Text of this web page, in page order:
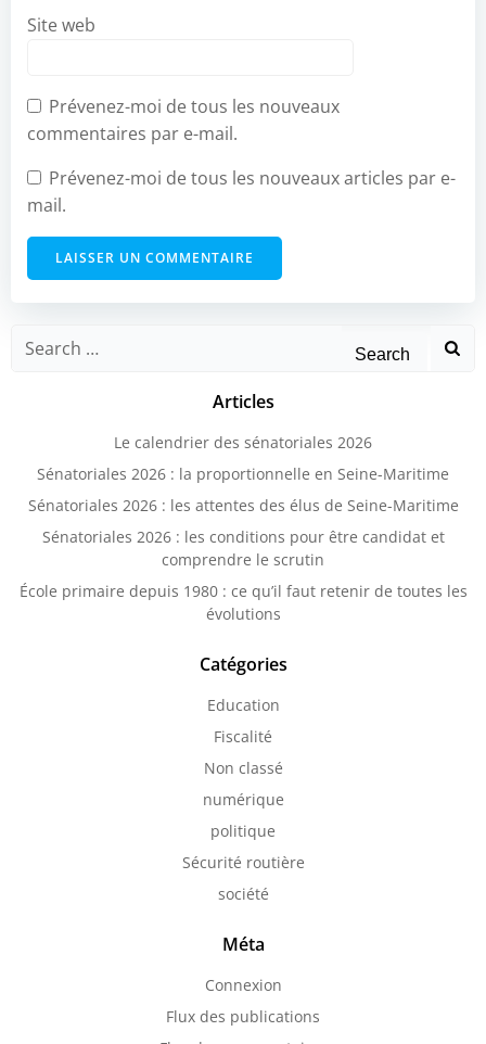
Site web
Prévenez-moi de tous les nouveaux
commentaires par e-mail.
Prévenez-moi de tous les nouveaux articles par e-
mail.
for:
Articles
Le calendrier des sénatoriales 2026
Sénatoriales 2026 : la proportionnelle en Seine-Maritime
Sénatoriales 2026 : les attentes des élus de Seine-Maritime
Sénatoriales 2026 : les conditions pour être candidat et
comprendre le scrutin
École primaire depuis 1980 : ce qu’il faut retenir de toutes les
évolutions
Catégories
Education
Fiscalité
Non classé
numérique
politique
Sécurité routière
société
Méta
Connexion
Flux des publications